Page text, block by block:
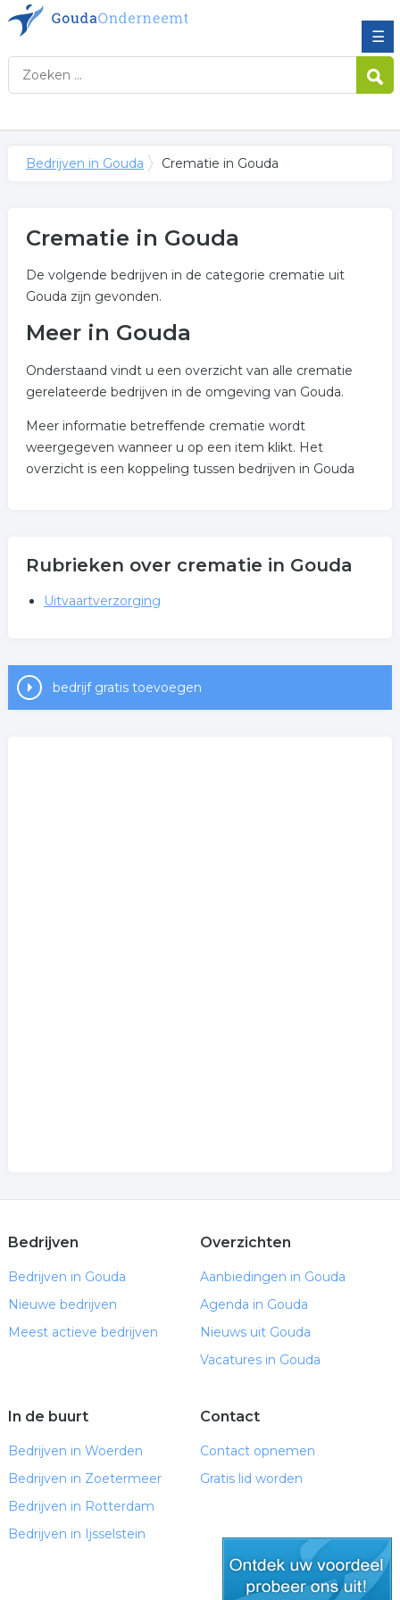
☰
Bedrijven in Gouda Crematie in Gouda
Crematie in Gouda
De volgende bedrijven in de categorie crematie uit
Gouda zijn gevonden.
Meer in Gouda
Onderstaand vindt u een overzicht van alle crematie
gerelateerde bedrijven in de omgeving van Gouda.
Meer informatie betreffende crematie wordt
weergegeven wanneer u op een item klikt. Het
overzicht is een koppeling tussen bedrijven in Gouda
Rubrieken over crematie in Gouda
Uitvaartverzorging
bedrijf gratis toevoegen
Bedrijven
Bedrijven in Gouda
Nieuwe bedrijven
Meest actieve bedrijven
Overzichten
Aanbiedingen in Gouda
Agenda in Gouda
Nieuws uit Gouda
Vacatures in Gouda
In de buurt
Bedrijven in Woerden
Bedrijven in Zoetermeer
Bedrijven in Rotterdam
Bedrijven in Ijsselstein
Contact
Contact opnemen
Gratis lid worden